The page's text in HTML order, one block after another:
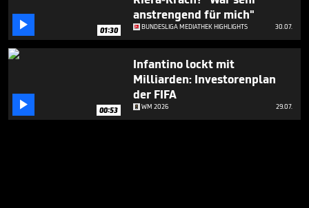
 01:30
anstrengend für mich"
BUNDESLIGA MEDIATHEK HIGHLIGHTS 30.07.
 00:53
Infantino lockt mit
Milliarden: Investorenplan
der FIFA
WM 2026 29.07.